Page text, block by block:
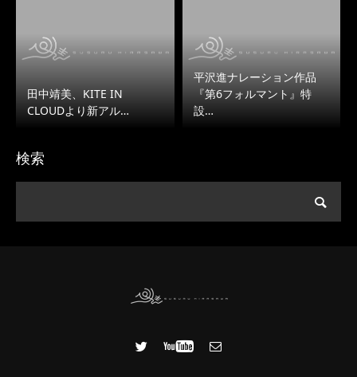
田中靖美、KITE IN
CLOUDより新アル…
平沢進ナレーション作品
『第6フォルマント』特
設…
検索